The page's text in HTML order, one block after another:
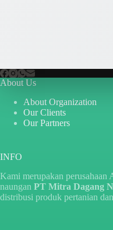
About Us
About Organization
Our Clients
Our Partners
INFO
Kami merupakan perusahaan
naungan PT Mitra Dagang
distribusi produk pertanian